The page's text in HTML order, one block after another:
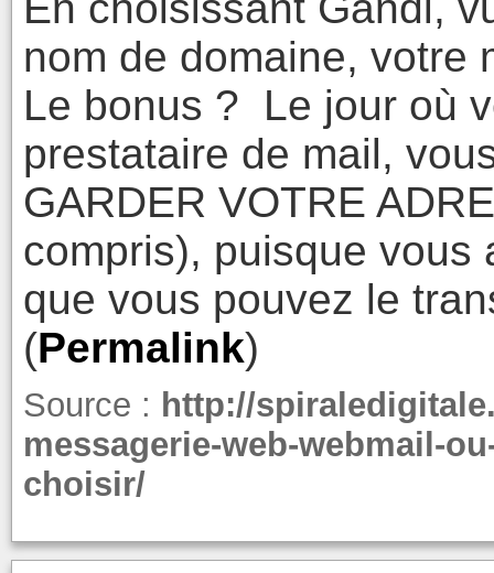
nom de domaine, votre
Le bonus ? Le jour où
prestataire de mail,
GARDER VOTRE
compris), puisque vous
que vous pouvez le
(Permalink)
Source : http://
messagerie-web-webmail-
choisir/